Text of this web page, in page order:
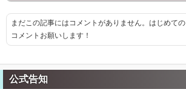
まだこの記事にはコメントがありません。はじめての
コメントお願いします！
公式告知